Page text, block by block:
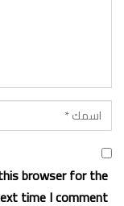
browser for the
time I comment.